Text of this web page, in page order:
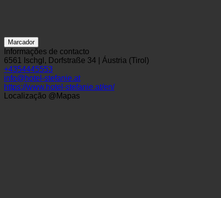
Marcador
Informações de contacto
6561 Ischgl, Dorfstraße 34 | Áustria (Tirol)
+4354445553
info@hotel-stefanie.at
https://www.hotel-stefanie.at/en/